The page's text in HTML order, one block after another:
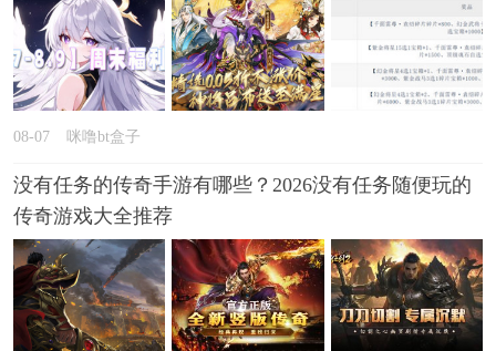
08-07 咪噜bt盒子
没有任务的传奇手游有哪些？2026没有任务随便玩的
传奇游戏大全推荐